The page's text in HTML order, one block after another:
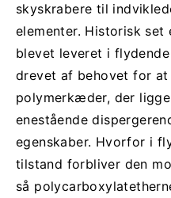
skyskrabere til
elementer. Historisk set
blevet leveret i
drevet af behovet for
polymerkæder, der
enestående
egenskaber. Hvorfor i
tilstand forbliver den
så